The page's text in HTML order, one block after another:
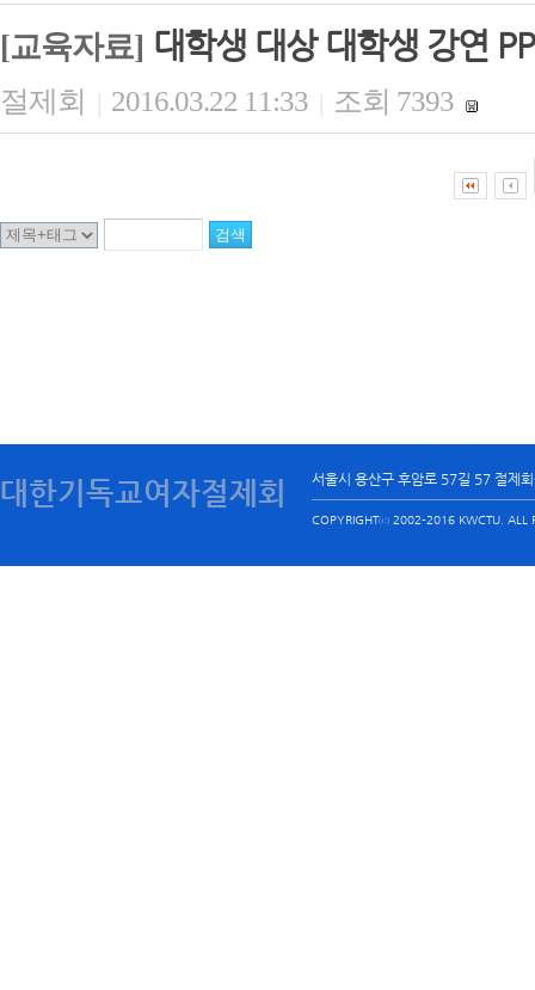
[교육자료] 대학생 대상 대학생 강연
절제회 | 2016.03.22 11:33 | 조회 7393
대한기독교여자절제회 서울시 용산구 후암로 57길 57 절제
COPYRIGHTⓒ 2002-2016 KWCTU. ALL